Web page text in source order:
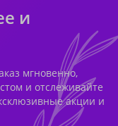
и
мгновенно,
и отслеживайте
акции и